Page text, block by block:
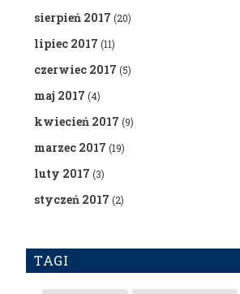
sierpień 2017 (20)
lipiec 2017 (11)
czerwiec 2017 (5)
maj 2017 (4)
kwiecień 2017 (9)
marzec 2017 (19)
luty 2017 (3)
styczeń 2017 (2)
TAGI